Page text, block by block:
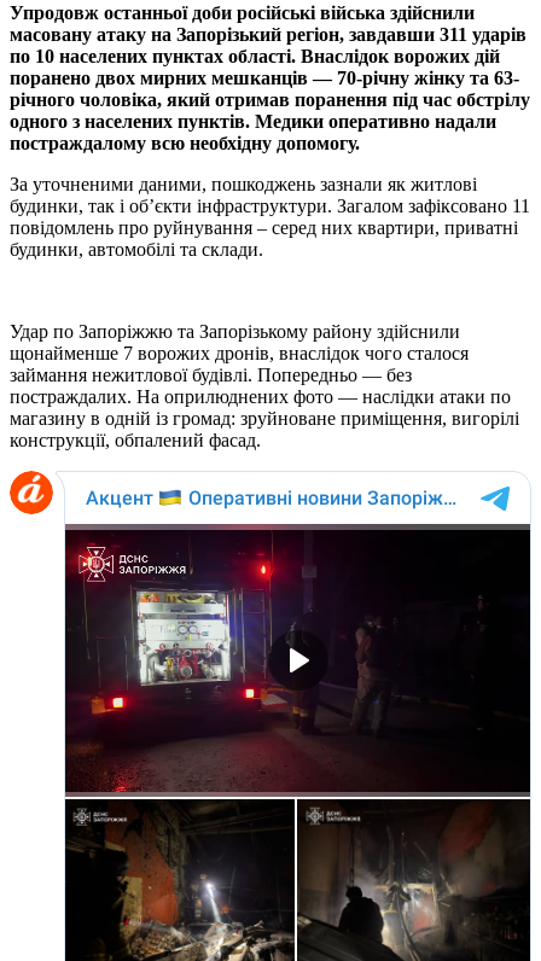
Упродовж останньої доби російські війська здійснили
масовану атаку на Запорізький регіон, завдавши 311 ударів
по 10 населених пунктах області. Внаслідок ворожих дій
поранено двох мирних мешканців — 70-річну жінку та 63-
річного чоловіка, який отримав поранення під час обстрілу
одного з населених пунктів. Медики оперативно надали
постраждалому всю необхідну допомогу.
За уточненими даними, пошкоджень зазнали як житлові
будинки, так і об’єкти інфраструктури. Загалом зафіксовано 11
повідомлень про руйнування – серед них квартири, приватні
будинки, автомобілі та склади.
Удар по Запоріжжю та Запорізькому району здійснили
щонайменше 7 ворожих дронів, внаслідок чого сталося
займання нежитлової будівлі. Попередньо — без
постраждалих. На оприлюднених фото — наслідки атаки по
магазину в одній із громад: зруйноване приміщення, вигорілі
конструкції, обпалений фасад.